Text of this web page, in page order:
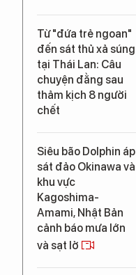
Từ "đứa trẻ ngoan"
đến sát thủ xả súng
tại Thái Lan: Câu
chuyện đằng sau
thảm kịch 8 người
chết
Siêu bão Dolphin áp
sát đảo Okinawa và
khu vực
Kagoshima-
Amami, Nhật Bản
cảnh báo mưa lớn
và sạt lở